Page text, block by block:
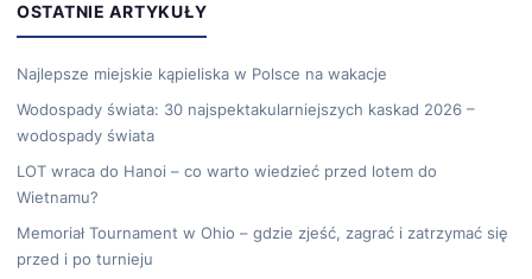
OSTATNIE ARTYKUŁY
Najlepsze miejskie kąpieliska w Polsce na wakacje
Wodospady świata: 30 najspektakularniejszych kaskad 2026 –
wodospady świata
LOT wraca do Hanoi – co warto wiedzieć przed lotem do
Wietnamu?
Memoriał Tournament w Ohio – gdzie zjeść, zagrać i zatrzymać się
przed i po turnieju